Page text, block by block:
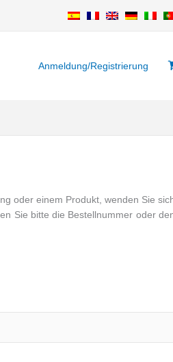
Anmeldung/Registrierung
oder einem Produkt, wenden Sie
Sie bitte die Bestellnummer oder